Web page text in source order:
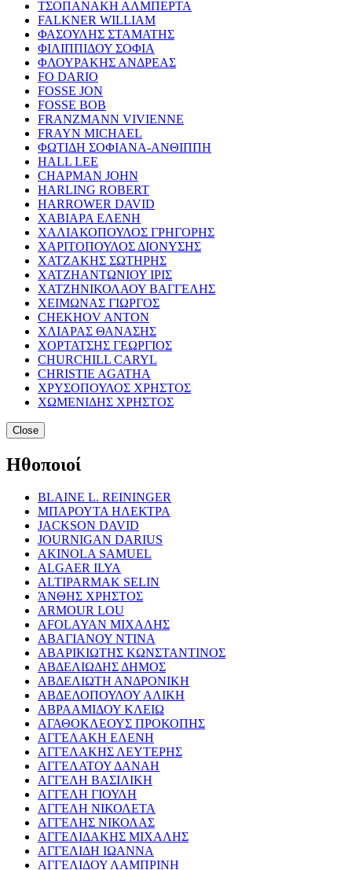
ΤΣΟΠΑΝΑΚΗ ΑΛΜΠΕΡΤΑ
FALKNER WILLIAM
ΦΑΣΟΥΛΗΣ ΣΤΑΜΑΤΗΣ
ΦΙΛΙΠΠΙΔΟΥ ΣΟΦΙΑ
ΦΛΟΥΡΑΚΗΣ ΑΝΔΡΕΑΣ
FO DARIO
FOSSE JON
FOSSE BOB
FRANZMANN VIVIENNE
FRAYN MICHAEL
ΦΩΤΙΔΗ ΣΟΦΙΑΝΑ-ΑΝΘΙΠΠΗ
HALL LEE
CHAPMAN JOHN
HARLING ROBERT
HARROWER DAVID
ΧΑΒΙΑΡΑ ΕΛΕΝΗ
ΧΑΛΙΑΚΟΠΟΥΛΟΣ ΓΡΗΓΟΡΗΣ
ΧΑΡΙΤΟΠΟΥΛΟΣ ΔΙΟΝΥΣΗΣ
ΧΑΤΖΑΚΗΣ ΣΩΤΗΡΗΣ
ΧΑΤΖΗΑΝΤΩΝΙΟΥ ΙΡΙΣ
ΧΑΤΖΗΝΙΚΟΛΑΟΥ ΒΑΓΓΕΛΗΣ
ΧΕΙΜΩΝΑΣ ΓΙΩΡΓΟΣ
CHEKHOV ANTON
ΧΛΙΑΡΑΣ ΘΑΝΑΣΗΣ
ΧΟΡΤΑΤΣΗΣ ΓΕΩΡΓΙΟΣ
CHURCHILL CARYL
CHRISTIE AGATHA
ΧΡΥΣΟΠΟΥΛΟΣ ΧΡΗΣΤΟΣ
ΧΩΜΕΝΙΔΗΣ ΧΡΗΣΤΟΣ
Close
Ηθοποιοί
BLAINE L. REININGER
ΜΠΑΡΟΥΤΑ ΗΛΕΚΤΡΑ
JACKSON DAVID
JOURNIGAN DARIUS
AKINOLA SAMUEL
ALGAER ILYA
ALTIPARMAK SELIN
ΆΝΘΗΣ ΧΡΗΣΤΟΣ
ARMOUR LOU
AFOLAYAN ΜΙΧΑΛΗΣ
ΑΒΑΓΙΑΝΟΥ ΝΤΙΝΑ
ΑΒΑΡΙΚΙΩΤΗΣ ΚΩΝΣΤΑΝΤΙΝΟΣ
ΑΒΔΕΛΙΩΔΗΣ ΔΗΜΟΣ
ΑΒΔΕΛΙΩΤΗ ΑΝΔΡΟΝΙΚΗ
ΑΒΔΕΛΟΠΟΥΛΟΥ ΑΛΙΚΗ
ΑΒΡΑΑΜΙΔΟΥ ΚΛΕΙΩ
ΑΓΑΘΟΚΛΕΟΥΣ ΠΡΟΚΟΠΗΣ
ΑΓΓΕΛΑΚΗ ΕΛΕΝΗ
ΑΓΓΕΛΑΚΗΣ ΛΕΥΤΕΡΗΣ
ΑΓΓΕΛΑΤΟΥ ΔΑΝΑΗ
ΑΓΓΕΛΗ ΒΑΣΙΛΙΚΗ
ΑΓΓΕΛΗ ΓΙΟΥΛΗ
ΑΓΓΕΛΗ ΝΙΚΟΛΕΤΑ
ΑΓΓΕΛΗΣ ΝΙΚΟΛΑΣ
ΑΓΓΕΛΙΔΑΚΗΣ ΜΙΧΑΛΗΣ
ΑΓΓΕΛΙΔΗ ΙΩΑΝΝΑ
ΑΓΓΕΛΙΔΟΥ ΛΑΜΠΡΙΝΗ